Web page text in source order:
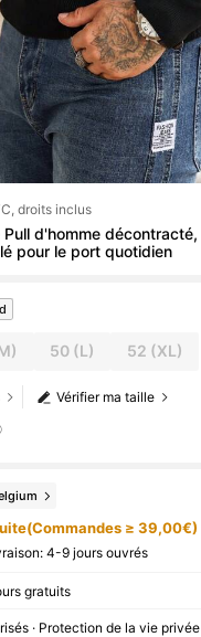
droits inclus
d'homme décontracté,
pour le port quotidien
50(L) 52 (XL)
Vérifier ma taille
≥ 39,00€)
4-9 jours ouvrés
gratuits
· Protection de la vie privée